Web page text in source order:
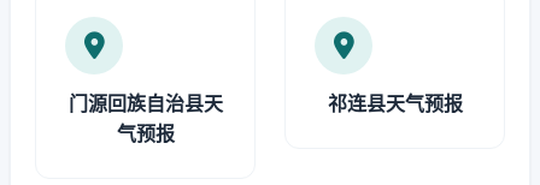
门源回族自治县天
气预报
祁连县天气预报